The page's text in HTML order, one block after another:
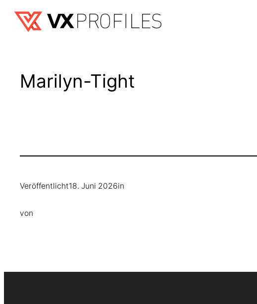
Zum
Inhalt
Marilyn-Tight
Veröffentlicht18. Juni 2026in
von